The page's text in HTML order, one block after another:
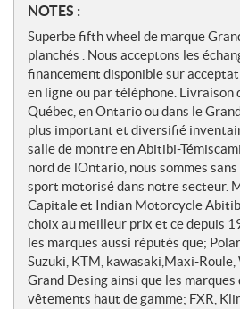
N
o
t
e
s
NOTES :
Superbe fifth wheel de marque
planchés . Nous acceptons les
financement disponible sur
en ligne ou par téléphone.
Québec, en Ontario ou dans le
plus important et diversifié
salle de montre en Abitibi-
nord de lOntario, nous sommes
sport motorisé dans notre secteur.
Capitale et Indian Motorcycle
choix au meilleur prix et ce depuis
les marques aussi réputés que;
Suzuki, KTM, kawasaki,Maxi-Roule,
Grand Desing ainsi que les
vêtements haut de gamme; FXR,